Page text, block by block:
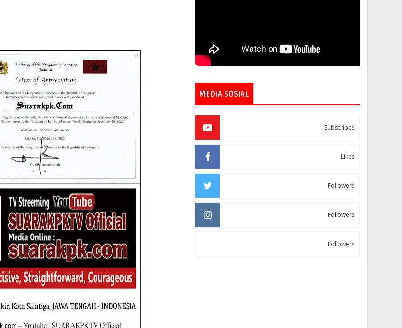
MEDIA SOSIAL
Subscribes
Likes
Followers
Followers
Followers